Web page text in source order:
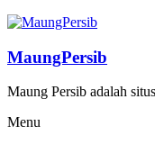
MaungPersib
Maung Persib adalah
Menu